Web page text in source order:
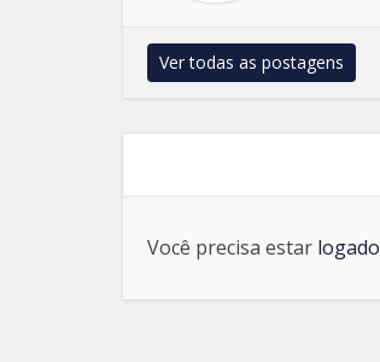
Ver todas as postagens
Você precisa estar logado